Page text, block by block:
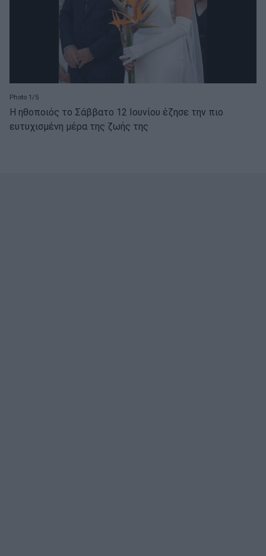
Photo 1/5
Η ηθοποιός το Σάββατο 12 Ιουνίου έζησε την πιο
ευτυχισμένη μέρα της ζωής της